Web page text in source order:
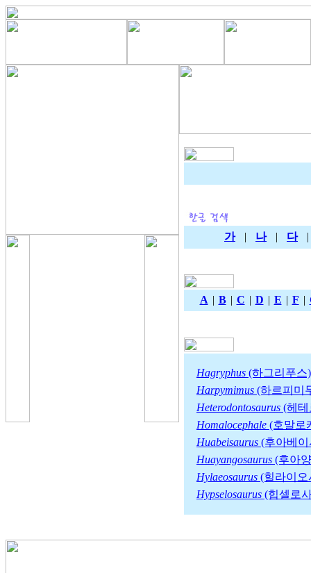
가 | 나 | 다 |
A | B | C | D | E | F |
Hagryphus (하그리푸스)
Harpymimus (하르피미
Heterodontosaurus (헤
Homalocephale (호말로
Huabeisaurus (후아베
Huayangosaurus (후아
Hylaeosaurus (힐라이
Hypselosaurus (힙셀로